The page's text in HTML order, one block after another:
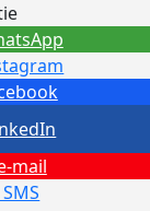
mail